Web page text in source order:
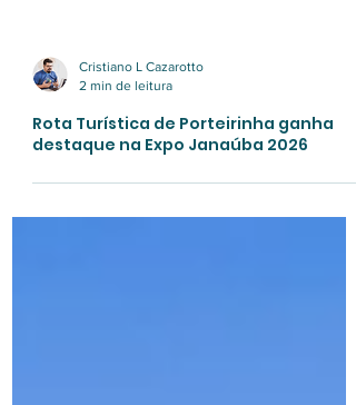
Cristiano L Cazarotto
2 min de leitura
Rota Turística de Porteirinha ganha
destaque na Expo Janaúba 2026